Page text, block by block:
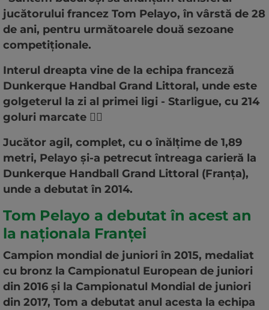
jucătorului francez Tom Pelayo, în vârstă de 28
de ani, pentru următoarele două sezoane
competiționale.
Interul dreapta vine de la echipa franceză
Dunkerque Handbal Grand Littoral, unde este
golgeterul la zi al primei ligi - Starligue, cu 214
goluri marcate 🤾‍♂️
Jucător agil, complet, cu o înălțime de 1,89
metri, Pelayo și-a petrecut întreaga carieră la
Dunkerque Handball Grand Littoral (Franța),
unde a debutat în 2014.
Tom Pelayo a debutat în acest an
la naționala Franței
Campion mondial de juniori în 2015, medaliat
cu bronz la Campionatul European de juniori
din 2016 și la Campionatul Mondial de juniori
din 2017, Tom a debutat anul acesta la echipa